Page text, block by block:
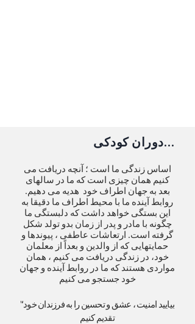
دوران کودکی ...
اساس زندگی ما است ؛ آنچه دریافت می
کنیم همان چیزی است که ما در سالهای
بعد به جهان اطراف خود هدیه می دهیم.
روابط آینده ما با محیط اطراف ما دقیقا به
این بستگی خواهد داشت که دلبستگی ما
چگونه با مادر و پدر از زمان بدو تولد شکل
گرفته است. ارتعاشات عاطفی ، پیوندها و
حمایتهایی که از والدین و بعداً از معلمان
خود، در زندگی دریافت می کنیم ، همان
مواردی هستند که ما در روابط آینده و جهان
خود جستجو می کنیم
"بیایید امنیت ، عشق و تحسین را به فرزندان خود
تقدیم کنیم